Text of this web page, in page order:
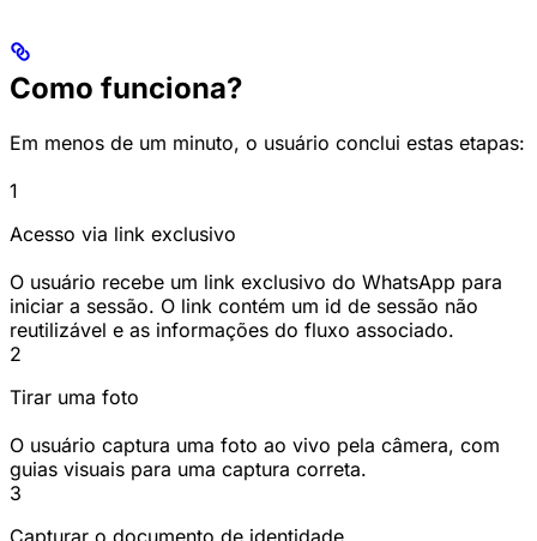
Como funciona?
Em menos de um minuto, o usuário conclui estas etapas:
1
Acesso via link exclusivo
O usuário recebe um link exclusivo do WhatsApp para
iniciar a sessão. O link contém um id de sessão não
reutilizável e as informações do fluxo associado.
2
Tirar uma foto
O usuário captura uma foto ao vivo pela câmera, com
guias visuais para uma captura correta.
3
Capturar o documento de identidade